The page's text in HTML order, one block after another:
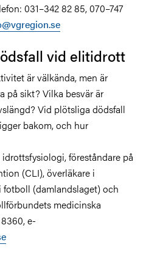
031–342 82 85, 070–747
vid elitidrott
är välkända, men är
på sikt? Vilka besvär är
Vid plötsliga dödsfall
bakom, och hur
idrottsfysiologi,föreståndare på
(CLI), överläkare i
(damlandslaget) och
medicinska
e-